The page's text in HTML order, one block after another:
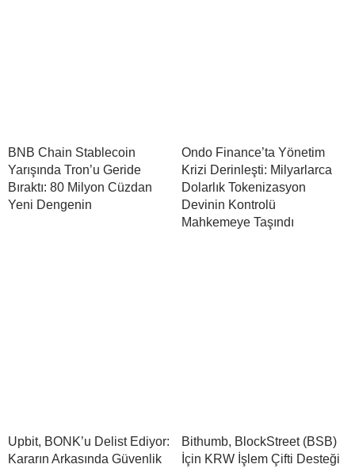
BNB Chain Stablecoin
Yarışında Tron’u Geride
Bıraktı: 80 Milyon Cüzdan
Yeni Dengenin
Ondo Finance’ta Yönetim
Krizi Derinleşti: Milyarlarca
Dolarlık Tokenizasyon
Devinin Kontrolü
Mahkemeye Taşındı
Upbit, BONK’u Delist Ediyor:
Kararın Arkasında Güvenlik
Bithumb, BlockStreet (BSB)
İçin KRW İşlem Çifti Desteği